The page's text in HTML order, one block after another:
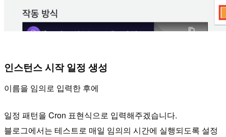
인스턴스 시작 일정 생성
이름을 임의로 입력한 후에
일정 패턴을 Cron 표현식으로 입력해주겠습니다.
블로그에서는 테스트로 매일 임의의 시간에 실행되도록 설정